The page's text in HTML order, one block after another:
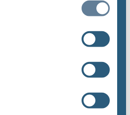
...
zum Forum der BGE
Sehr geehrte Damen und
nach einer